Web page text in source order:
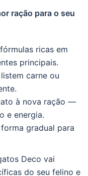
ração para o seu
ricas em
principais.
carne ou
à nova ração —
e energia.
gradual para
Deco vai
do seu felino e